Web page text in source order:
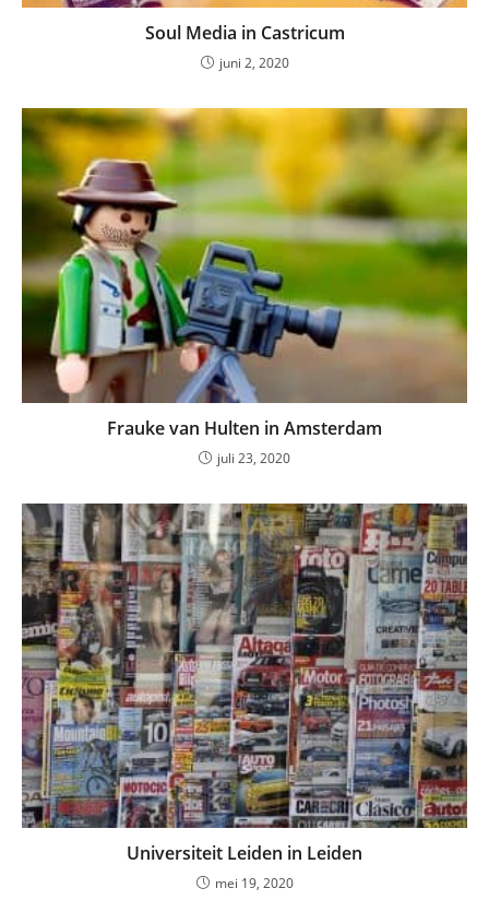
Soul Media in Castricum
juni 2, 2020
Frauke van Hulten in Amsterdam
juli 23, 2020
Universiteit Leiden in Leiden
mei 19, 2020